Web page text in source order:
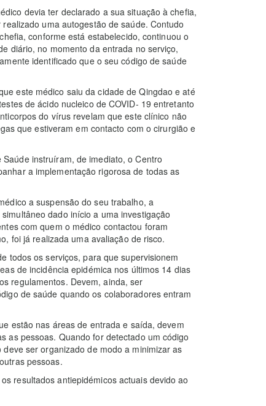
devia ter declarado a sua situação à chefia,
uma autogestão de saúde. Contudo
conforme está estabelecido, continuou o
diário, no momento da entrada no serviço,
identificado que o seu código de saúde
este médico saiu da cidade de Qingdao e até
de ácido nucleico de COVID- 19 entretanto
do vírus revelam que este clínico não
que estiveram em contacto com o cirurgião e
instruíram, de imediato, o Centro
a implementação rigorosa de todas as
a suspensão do seu trabalho, a
dado início a uma investigação
com quem o médico contactou foram
foi já realizada uma avaliação de risco.
todos os serviços, para que supervisionem
de incidência epidémica nos últimos 14 dias
regulamentos. Devem, ainda, ser
de saúde quando os colaboradores entram
estão nas áreas de entrada e saída, devem
as pessoas. Quando for detectado um código
ser organizado de modo a minimizar as
pessoas.
resultados antiepidémicos actuais devido ao